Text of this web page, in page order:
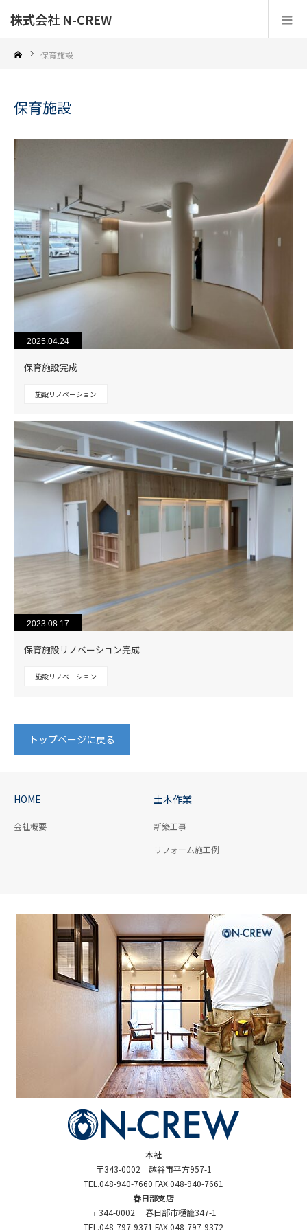
株式会社 N-CREW
保育施設
保育施設
2025.04.24
保育施設完成
施設リノベーション
2023.08.17
保育施設リノベーション完成
施設リノベーション
トップページに戻る
HOME
会社概要
土木作業
新築工事
リフォーム施工例
本社
〒343-0002 越谷市平方957-1
TEL.048-940-7660 FAX.048-940-7661
春日部支店
〒344-0002 春日部市樋籠347-1
TEL.048-797-9371 FAX.048-797-9372